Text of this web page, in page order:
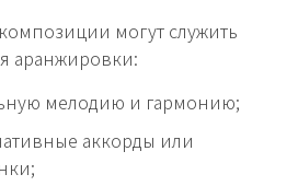
могут служить
аранжировки:
мелодию и гармонию;
аккорды или